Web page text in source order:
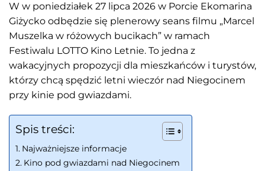
W w poniedziałek 27 lipca 2026 w Porcie Ekomarina
Giżycko odbędzie się plenerowy seans filmu „Marcel
Muszelka w różowych bucikach” w ramach
Festiwalu LOTTO Kino Letnie. To jedna z
wakacyjnych propozycji dla mieszkańców i turystów,
którzy chcą spędzić letni wieczór nad Niegocinem
przy kinie pod gwiazdami.
Spis treści:
Najważniejsze informacje
Kino pod gwiazdami nad Niegocinem